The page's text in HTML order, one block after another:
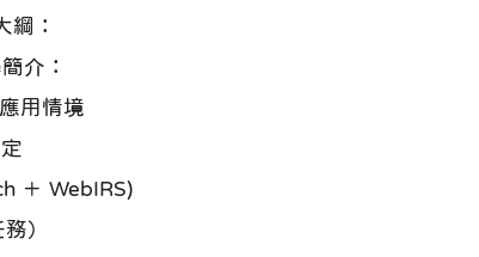
綱：
介：
用情境
＋ WebIRS)
）